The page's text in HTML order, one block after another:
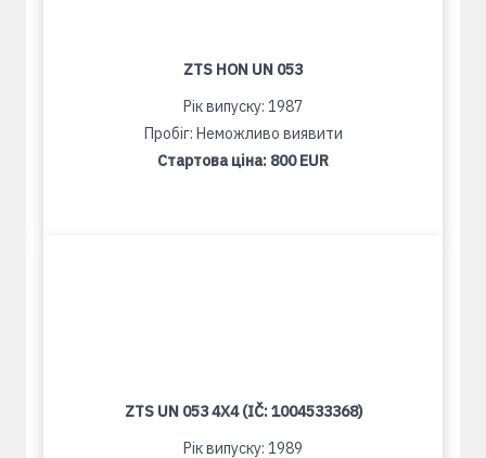
ZTS HON UN 053
Рік випуску: 1987
Пробіг: Неможливо виявити
Стартова ціна: 800 EUR
ZTS UN 053 4X4 (IČ: 1004533368)
Рік випуску: 1989